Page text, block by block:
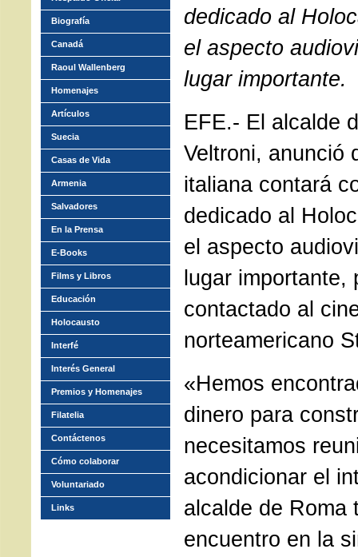
dedicado al
el aspecto
lugar importante.
EFE.- El alcalde
Veltroni, anunció
italiana contará
dedicado al
el aspecto
lugar importante,
contactado al
norteamericano
«Hemos
dinero para
necesitamos
acondicionar el
alcalde de Roma
encuentro en la
Biografía
Canadá
Raoul Wallenberg
Homenajes
Artículos
Suecia
Casas de Vida
Armenia
Salvadores
En la Prensa
E-Books
Films y Libros
Educación
Holocausto
Interfé
Interés General
Premios y Homenajes
Filatelia
Contáctenos
Cómo colaborar
Voluntariado
Links